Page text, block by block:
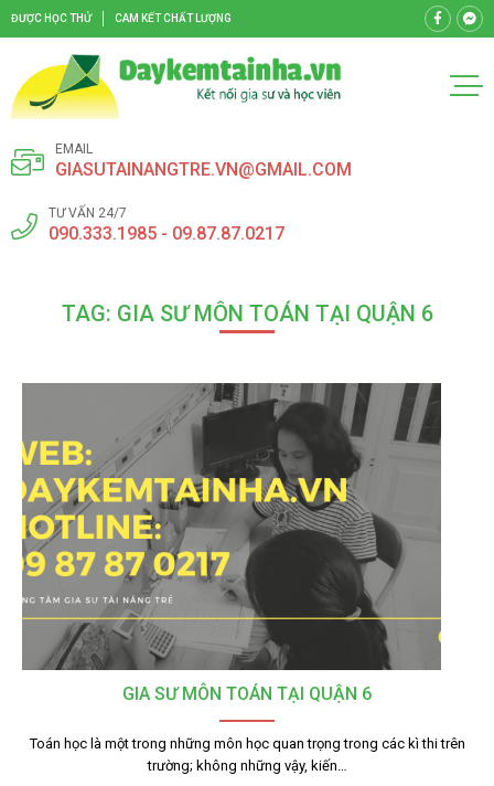
ĐƯỢC HỌC THỬ CAM KẾT CHẤT LƯỢNG
EMAIL
GIASUTAINANGTRE.VN@GMAIL.COM
TƯ VẤN 24/7
090.333.1985 - 09.87.87.0217
TAG: GIA SƯ MÔN TOÁN TẠI QUẬN 6
GIA SƯ MÔN TOÁN TẠI QUẬN 6
Toán học là một trong những môn học quan trọng trong các kì thi trên
trường; không những vậy, kiến…